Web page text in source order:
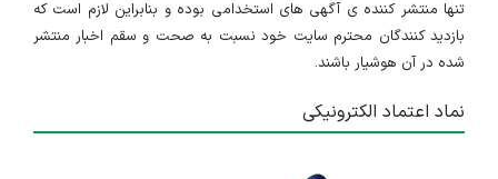
تنها منتشر کننده ی آگهی های استخدامی بوده و بنابراین لازم است که
بازدید کنندگان محترم سایت خود نسبت به صحت و سقم اخبار منتشر
شده در آن هوشیار باشند.
نماد اعتماد الکترونیکی